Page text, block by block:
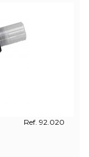
Ref. 92.020